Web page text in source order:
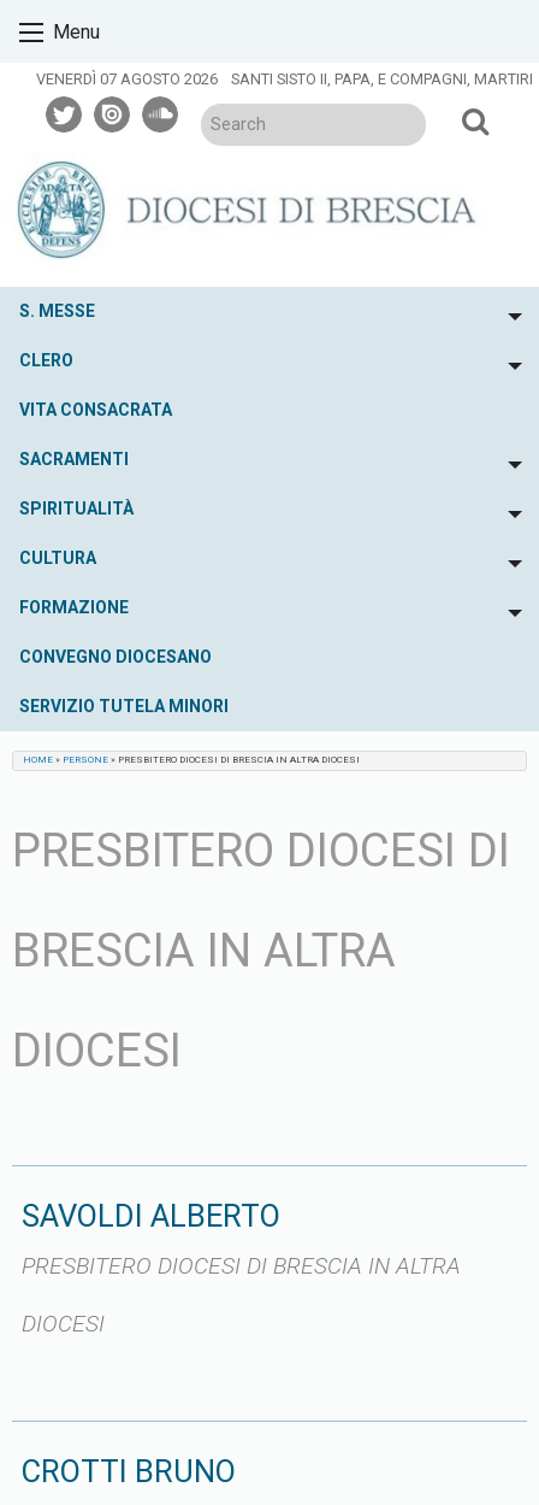
content
Menu
VENERDÌ 07 AGOSTO 2026 SANTI SISTO II, PAPA, E COMPAGNI, MARTIRI
twitterissuusoundcloud
S. MESSE
CLERO
VITA CONSACRATA
SACRAMENTI
SPIRITUALITÀ
CULTURA
FORMAZIONE
CONVEGNO DIOCESANO
SERVIZIO TUTELA MINORI
HOME » PERSONE » PRESBITERO DIOCESI DI BRESCIA IN ALTRA DIOCESI
PRESBITERO DIOCESI DI
BRESCIA IN ALTRA
DIOCESI
SAVOLDI ALBERTO
PRESBITERO DIOCESI DI BRESCIA IN ALTRA
DIOCESI
CROTTI BRUNO